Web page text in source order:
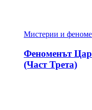
Мистерии и
Феноменът
(Част Трета)